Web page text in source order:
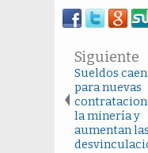
Siguiente
Sueldos
para nuevas
la minería y
aumentan las